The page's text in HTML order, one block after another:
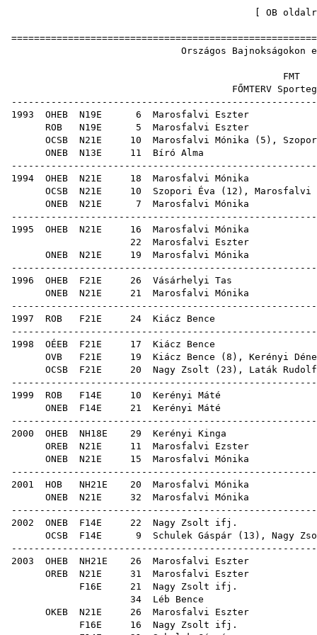
OB
Országos
FŐMTERV
1993 OHEB N19E 6
Marosfalvi Eszter
ROB N19E 5
Marosfalvi Eszter
OCSB N21E 10 Marosfalvi Mónika ( 5 ),
ONEB N13E 11
Bíró Alma
1994 OHEB N21E 18
Marosfalvi Mónika
OCSB N21E 10 Szopori Éva ( 12 ), Marosfalvi
ONEB N21E 7
Marosfalvi Mónika
1995 OHEB N21E 16
Marosfalvi Mónika
22
Marosfalvi Eszter
ONEB N21E 19
Marosfalvi Mónika
1996 OHEB F21E 26
Vásárhelyi Tas
ONEB N21E 21
Marosfalvi Mónika
1997 ROB F21E 24
Kiácz Bence
1998 OÉEB F21E 17
Kiácz Bence
OVB F21E 19 Kiácz Bence ( 8 ), Kerényi
OCSB F21E 20 Nagy Zsolt ( 23 ), Laták Rudolf
1999 ROB F14E 10
Kerényi Máté
ONEB F14E 21
Kerényi Máté
2000 OHEB NH18E 29
Kerényi Kinga
OREB N21E 11
Marosfalvi Ezster
ONEB N21E 15
Marosfalvi Mónika
2001 HOB NH21E 20
Marosfalvi Mónika
ONEB N21E 32
Marosfalvi Mónika
2002 ONEB F14E 22
Nagy Zsolt ifj.
OCSB F14E 9 Schulek Gáspár ( 13 ), Nagy
2003 OHEB NH21E 26
Marosfalvi Eszter
OREB N21E 31
Marosfalvi Eszter
F16E 21
Nagy Zsolt ifj.
34
Léb Bence
OKEB N21E 26
Marosfalvi Eszter
F16E 16
Nagy Zsolt ifj.